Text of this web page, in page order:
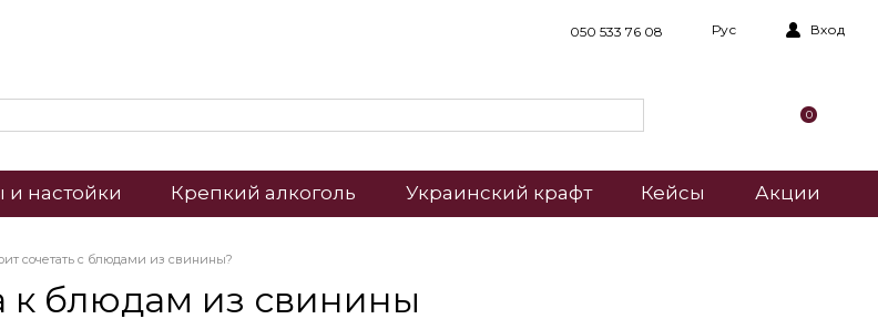
050 533 76 08 Рус Вход
0
настойки Крепкий алкоголь Украинский крафт Кейсы Акции
сочетать с блюдами из свинины?
блюдам из свинины